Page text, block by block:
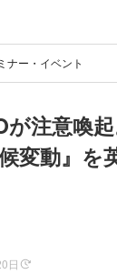
ナー・イベント
注意喚
変動』を
日